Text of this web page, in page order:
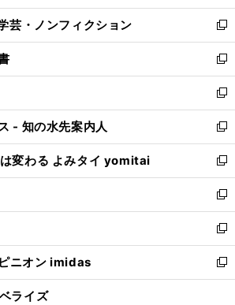
開
く
ウ
で
開
く
ン
ド
ウ
で
開
く
ウ
ィ
ン
ド
ウ
で
開
く
芸・ノンフィクション
新
し
い
ウ
ィ
ン
ド
ウ
で
開
く
新
し
い
ウ
ィ
ン
ド
ウ
で
開
く
新
し
い
ウ
ィ
ン
ド
ウ
で
開
く
- 知の水先案内人
新
し
い
ウ
ィ
ン
ド
ウ
で
開
変わる よみタイ yomitai
新
し
い
ウ
ィ
ン
ド
ウ
新
し
い
ウ
ィ
ン
新
し
い
ウ
ニオン imidas
新
し
ライズ